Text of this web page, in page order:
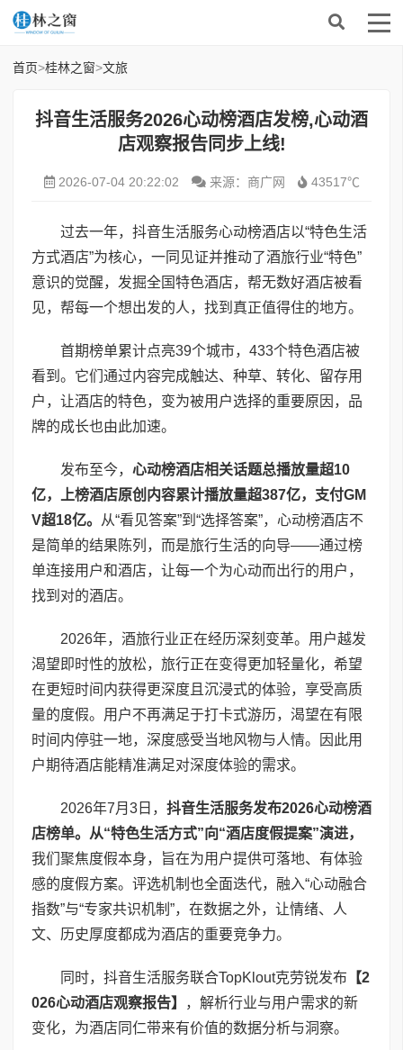
首页>桂林之窗>文旅
抖音生活服务2026心动榜酒店发榜,心动酒
店观察报告同步上线!
2026-07-04 20:22:02 来源：商广网 43517℃
过去一年，抖音生活服务心动榜酒店以“特色生活
方式酒店”为核心，一同见证并推动了酒旅行业“特色”
意识的觉醒，发掘全国特色酒店，帮无数好酒店被看
见，帮每一个想出发的人，找到真正值得住的地方。
首期榜单累计点亮39个城市，433个特色酒店被
看到。它们通过内容完成触达、种草、转化、留存用
户，让酒店的特色，变为被用户选择的重要原因，品
牌的成长也由此加速。
发布至今， 心动榜酒店相关话题总播放量超10
亿，上榜酒店原创内容累计播放量超387亿，支付GM
V超18亿。
从“看见答案”到“选择答案”，心动榜酒店不
是简单的结果陈列，而是旅行生活的向导——通过榜
单连接用户和酒店，让每一个为心动而出行的用户，
找到对的酒店。
2026年，酒旅行业正在经历深刻变革。用户越发
渴望即时性的放松，旅行正在变得更加轻量化，希望
在更短时间内获得更深度且沉浸式的体验，享受高质
量的度假。用户不再满足于打卡式游历，渴望在有限
时间内停驻一地，深度感受当地风物与人情。因此用
户期待酒店能精准满足对深度体验的需求。
2026年7月3日， 抖音生活服务发布2026心动榜酒
店榜单。从“特色生活方式”向“酒店度假提案”演进，
我们聚焦度假本身，旨在为用户提供可落地、有体验
感的度假方案。评选机制也全面迭代，融入“心动融合
指数”与“专家共识机制”，在数据之外，让情绪、人
文、历史厚度都成为酒店的重要竞争力。
同时，抖音生活服务联合TopKlout克劳锐发布 【2
026心动酒店观察报告】
，解析行业与用户需求的新
变化，为酒店同仁带来有价值的数据分析与洞察。